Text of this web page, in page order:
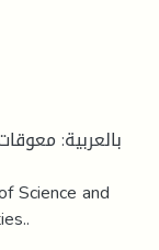
بالعربية: